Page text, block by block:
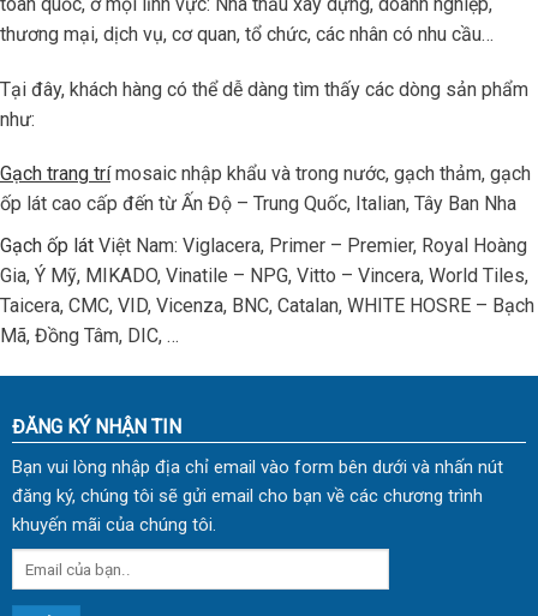
thương mại, dịch vụ, cơ quan, tổ chức, các nhân có nhu cầu…
Tại đây, khách hàng có thể dễ dàng tìm thấy các dòng sản phẩm
như:
Gạch trang trímosaic nhập khẩu và trong nước, gạch thảm, gạch
ốp lát cao cấp đến từ Ấn Độ – Trung Quốc, Italian, Tây Ban Nha
Gạch ốp lát Việt Nam: Viglacera, Primer – Premier, Royal Hoàng
Gia, Ý Mỹ, MIKADO, Vinatile – NPG, Vitto – Vincera, World Tiles,
Taicera, CMC, VID, Vicenza, BNC, Catalan, WHITE HOSRE – Bạch
Mã, Đồng Tâm, DIC, …
ĐĂNG KÝ NHẬN TIN
Bạn vui lòng nhập địa chỉ email vào form bên dưới và nhấn nút
đăng ký, chúng tôi sẽ gửi email cho bạn về các chương trình
khuyến mãi của chúng tôi.